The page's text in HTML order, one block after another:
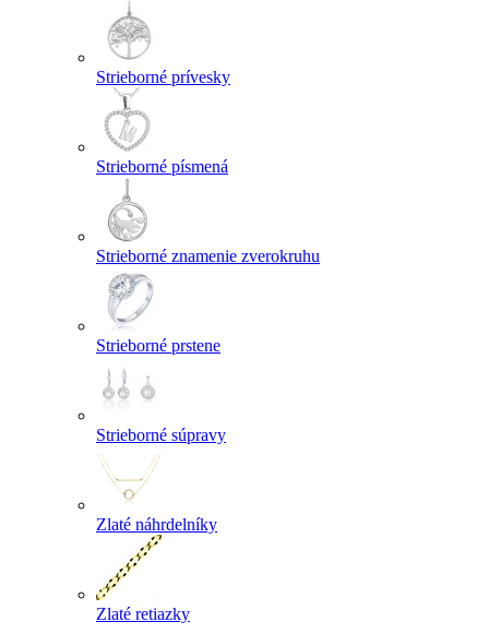
Strieborné prívesky
Strieborné písmená
Strieborné znamenie zverokruhu
Strieborné prstene
Strieborné súpravy
Zlaté náhrdelníky
Zlaté retiazky